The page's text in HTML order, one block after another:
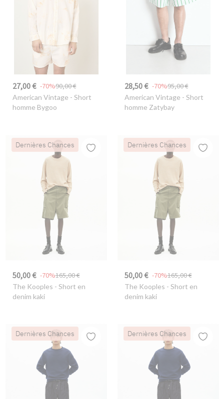
27,00 € 90,00 €
-70%
American Vintage - Short
homme Bygoo
28,50 € 95,00 €
-70%
American Vintage - Short
homme Zatybay
Dernières Chances
50,00 € 165,00 €
-70%
The Kooples - Short en
denim kaki
Dernières Chances
50,00 € 165,00 €
-70%
The Kooples - Short en
denim kaki
Dernières Chances Dernières Chances